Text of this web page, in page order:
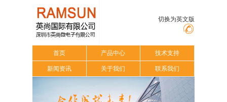
切换为英文版
首页 产品中心 技术支持
新闻资讯 关于我们 联系我们